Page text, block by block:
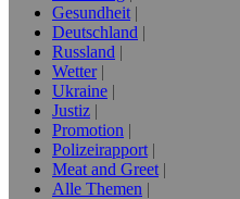
Gesundheit
Deutschland
Russland
Wetter
Ukraine
Justiz
Promotion
Polizeirapport
Meat and Greet
Alle Themen